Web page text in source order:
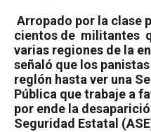
Arropado por la clase
cientos de militantes
varias regiones de la
señaló que los panistas
reglón hasta ver una
Pública que trabaje a
por ende la
Seguridad Estatal